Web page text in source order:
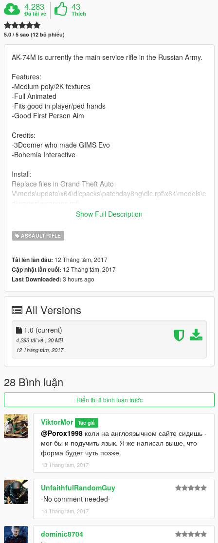
4.283
Đã tải về
43
Thích
5.0 / 5 sao (12 bỏ phiếu)
AK-74M is currently the main service rifle in the Russian Army.
Features:
-Medium poly/2K textures
-Full Animated
-Fits good in player/ped hands
-Good First Person Aim
Credits:
-3Doomer who made GIMS Evo
-Bohemia Interactive
Install:
Replace files in Grand Theft Auto
V\mods\update\x64\dlcpacks\patchday8ng\dlc.rpf\x64\models\c
TO OTHER SITES!
Show Full Description
ASSAULT RIFLE
Tải lên lần đầu: 12 Tháng tám, 2017
Cập nhật lần cuối: 12 Tháng tám, 2017
Last Downloaded: 3 hours ago
All Versions
1.0 (current)
4.283 tải về , 30 MB
12 Tháng tám, 2017
28 Bình luận
Hiển thị 8 bình luận trước
ViktorMor Tác giả
@Porox1998 коли на англоязычном сайте сидишь -
мог бы и подучить язык. Я же написал выше, что
форма будет чуть позже.
13 Tháng tám, 2017
UnfaithfulRandomGuy
-No comment needed-
14 Tháng tám, 2017
dominic8704